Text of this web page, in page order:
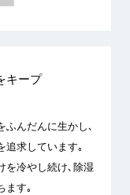
キープ
ふんだんに生かし､
追求しています｡
を冷やし続け､除湿
ます｡